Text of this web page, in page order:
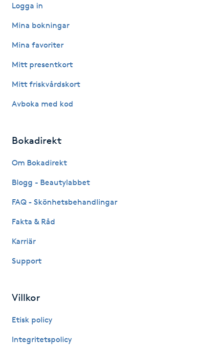
Healing
Herrklippning
Hollywood Peel
Hot yoga
Hudföryngring
Hudvård
Hyperhidros
Hypnos
Logga in
Mina bokningar
Mina favoriter
Mitt presentkort
Mitt friskvårdskort
Avboka med kod
Bokadirekt
Om Bokadirekt
Blogg - Beautylabbet
FAQ - Skönhetsbehandlingar
Fakta & Råd
Karriär
Support
Villkor
Etisk policy
Integritetspolicy